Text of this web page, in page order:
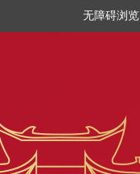
无障碍浏览